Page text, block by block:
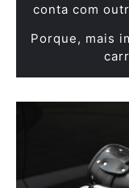
conta com
Porque, mais